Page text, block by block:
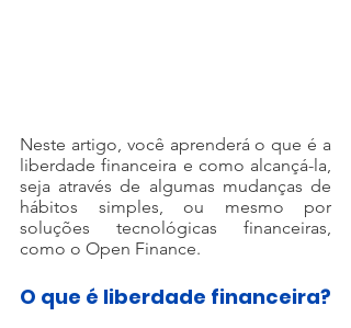
Neste artigo, você aprenderá o que é a
liberdade financeira e como alcançá-la,
seja através de algumas mudanças de
hábitos simples, ou mesmo por
soluções tecnológicas financeiras,
como o Open Finance.
O que é liberdade financeira?